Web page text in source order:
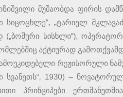
მუშაობდა ფირის
სიცოცხლე“, „ტარიელ
(„ბოშური სისხლი“),
აქტიურად
რეჟისორული
სვანეთს“, 1930) –
პრინციპები